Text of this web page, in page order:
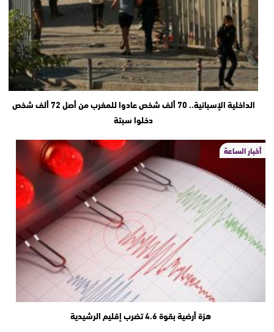
الداخلية الإسبانية.. 70 ألف شخص عادوا للمغرب من أصل 72 ألف شخص
دخلوا سبتة
أخبار الساعة
هزة أرضية بقوة 4.6 تضرب إقليم الرشيدية